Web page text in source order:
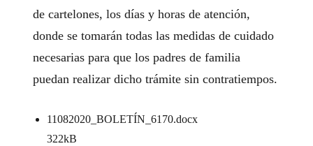
de cartelones, los días y horas de atención,
donde se tomarán todas las medidas de cuidado
necesarias para que los padres de familia
puedan realizar dicho trámite sin contratiempos.
11082020_BOLETÍN_6170.docx
322kB